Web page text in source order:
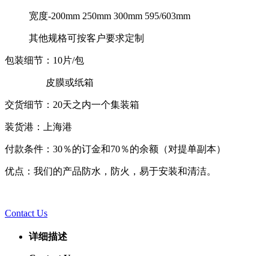
宽度-200mm 250mm 300mm 595/603mm
其他规格可按客户要求定制
包装细节：10片/包
皮膜或纸箱
交货细节：20天之内一个集装箱
装货港：上海港
付款条件：30％的订金和70％的余额（对提单副本）
优点：我们的产品防水，防火，易于安装和清洁。
Contact Us
详细描述